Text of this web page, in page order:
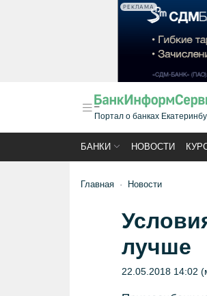
РЕКЛАМА
Портал о банках
БАНКИ НОВОСТИ
Главная Новости
лучше
22.05.2018 14:02